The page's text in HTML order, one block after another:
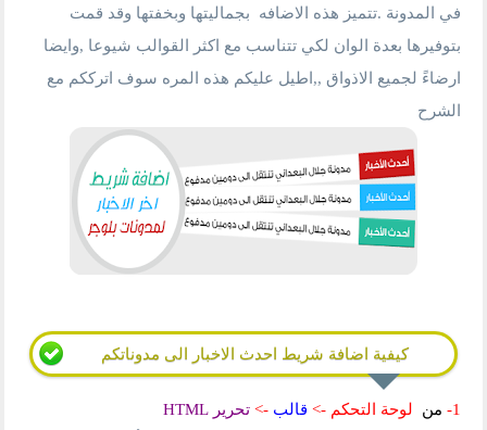
في المدونة .تتميز هذه الاضافه بجماليتها وبخفتها وقد قمت
بتوفيرها بعدة الوان لكي تتناسب مع اكثر القوالب شيوعا ,وايضا
ارضاءً لجميع الاذواق ,,اطيل عليكم هذه المره سوف اترككم مع
الشرح
كيفية اضافة شريط احدث الاخبار الى مدوناتكم
1- من لوحة التحكم -> قالب ->تحرير HTML